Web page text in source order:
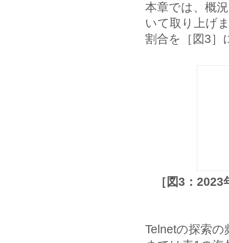
本章では、概
いて取り上げ
割合を［図3］
［図3：
Telnetの探索